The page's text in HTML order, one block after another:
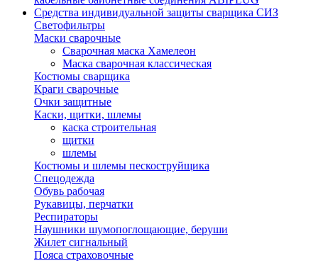
Средства индивидуальной защиты сварщика СИЗ
Светофильтры
Маски сварочные
Сварочная маска Хамелеон
Маска сварочная классическая
Костюмы сварщика
Краги сварочные
Очки защитные
Каски, щитки, шлемы
каска строительная
щитки
шлемы
Костюмы и шлемы пескоструйщика
Спецодежда
Обувь рабочая
Рукавицы, перчатки
Респираторы
Наушники шумопоглощающие, беруши
Жилет сигнальный
Пояса страховочные